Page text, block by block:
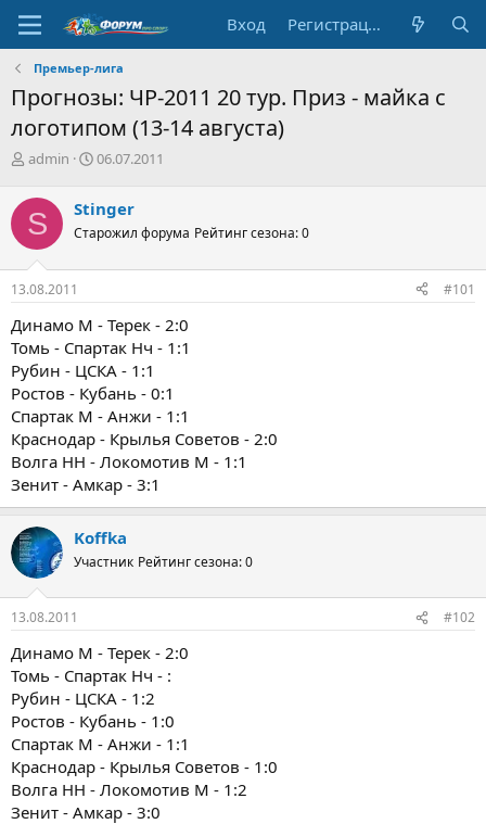
Вход Регистрация
Премьер-лига
Прогнозы: ЧР-2011 20 тур. Приз - майка с
логотипом (13-14 августа)
А
т
о
р
т
е
м
admin
Д
а
н
ч
а
06.07.2011
S Stinger
Старожил форума Рейтинг сезона: 0
13.08.2011 #101
Динамо М - Терек - 2:0
Томь - Спартак Нч - 1:1
Рубин - ЦСКА - 1:1
Ростов - Кубань - 0:1
Спартак М - Анжи - 1:1
Краснодар - Крылья Советов - 2:0
Волга НН - Локомотив М - 1:1
Зенит - Амкар - 3:1
Koffka
Участник Рейтинг сезона: 0
13.08.2011 #102
Динамо М - Терек - 2:0
Томь - Спартак Нч - :
Рубин - ЦСКА - 1:2
Ростов - Кубань - 1:0
Спартак М - Анжи - 1:1
Краснодар - Крылья Советов - 1:0
Волга НН - Локомотив М - 1:2
Зенит - Амкар - 3:0